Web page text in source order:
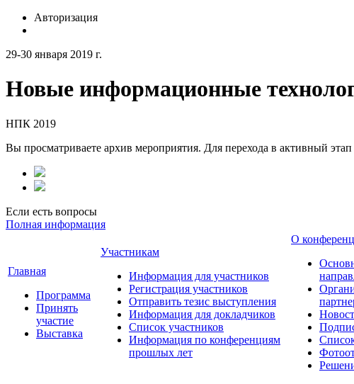
Авторизация
29-30 января 2019 г.
Новые информационные
НПК 2019
Вы просматриваете архив мероприятия. Для перехода в активный
Если есть вопросы
Полная информация
Главная
Программа
Принять
участие
Выставка
Участникам
Информация для участников
Регистрация участников
Отправить тезис выступления
Информация для докладчиков
Список участников
Информация по конференциям
прошлых лет
О